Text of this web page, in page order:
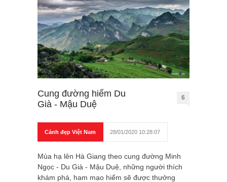
Cung đường hiểm Du
Già - Mậu Duệ
6
Cảnh đẹp Việt Nam 28/01/2020 10:28:07
Mùa hạ lên Hà Giang theo cung đường Minh
Ngọc - Du Già - Mậu Duệ, những người thích
khám phá, ham mạo hiểm sẽ được thưởng